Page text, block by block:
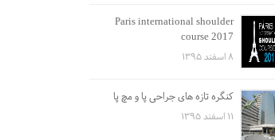
Paris international shoulder
course 2017
۸ اسفند ۱۳۹۵
کنگره تازه های جراحی پا و مچ پا
۱۱ اسفند ۱۳۹۵